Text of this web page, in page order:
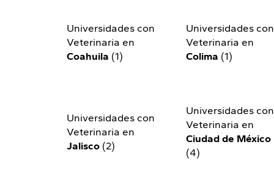
Universidades con
Veterinaria en
Coahuila (1)
Universidades con
Veterinaria en
Colima (1)
Universidades con
Veterinaria en
Jalisco (2)
Universidades con
Veterinaria en
Ciudad de México
(4)